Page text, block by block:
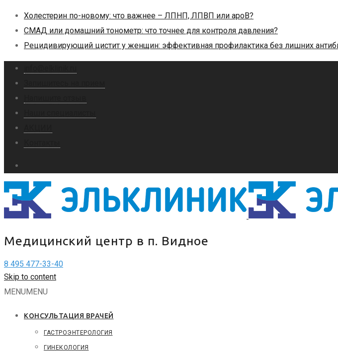
Холестерин по-новому: что важнее – ЛПНП, ЛПВП или apoB?
СМАД или домашний тонометр: что точнее для контроля давления?
Рецидивирующий цистит у женщин: эффективная профилактика без лишних
Медицинский центр в п. Видное
8 495 477-33-40
Skip to content
MENU MENU
КОНСУЛЬТАЦИЯ ВРАЧЕЙ
ГАСТРОЭНТЕРОЛОГИЯ
ГИНЕКОЛОГИЯ